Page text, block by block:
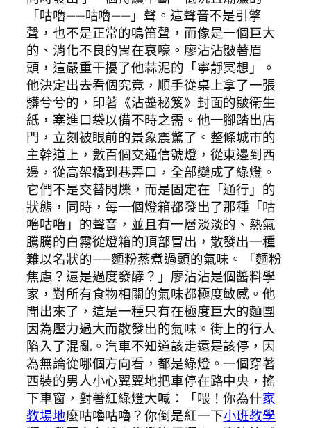
「咕嚕——咕嚕——」聲。這聲音不是引擎
聲，也不是正常的鳴笛聲，而像是一個巨大
的、消化不良的胃在哀嚎。廖沾沾皺著眉
頭，這嚴重干擾了他蒜泥的「寧靜冥想」。
他決定出去看個究竟，順手從桌上拿了一張
髒兮兮的，印著《沾醬秘笈》封面的皺衛生
紙，塞進口袋以備不時之需。他一腳踏出店
門，立刻被眼前的景象震驚了。整條城市的
主幹道上，數百個交通信號燈，從東邊到西
邊，從高架橋到巷弄口，全部變成了綠燈。
它們不是交替閃爍，而是固定在「通行」的
狀態，同時，每一個燈箱都發出了那種「咕
嚕咕嚕」的聲音，並且有一層淡淡的、熱氣
騰騰的白霧從燈箱的頂部冒出，散發出一種
難以名狀的——麵粉蒸煮過頭的氣味。「麵粉
焦慮？還是過度發酵？」廖沾沾是個醬料學
家，對所有食物相關的氣味都極度敏感。他
聞出來了，這是一種只有在極度巨大的麵團
因為壓力過大而散發出的氣味。街上的行人
陷入了混亂。汽車不知道該走還是該停，因
為無論從哪個方向看，都是綠燈。一個穿著
西裝的男人小心翼翼地把車停在路中央，搖
下車窗，對著紅綠燈大喊：「喂！你為什家
教場地麼咕嚕咕嚕？你倒是紅一下小班教學